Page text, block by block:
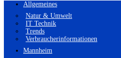
Allgemeines
Natur & Umwelt
IT Technik
Trends
Verbraucherinformationen
Mannheim